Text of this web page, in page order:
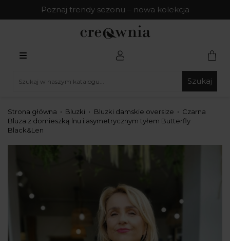
Poznaj trendy sezonu – nowa kolekcja
Szukaj
Strona główna Bluzki Bluzki damskie oversize
Czarna
Bluza z domieszką lnu i asymetrycznym tyłem Butterfly
Black&Len